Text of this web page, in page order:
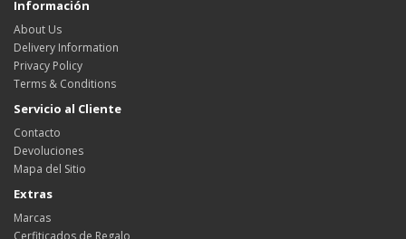
Información
About Us
Delivery Information
Privacy Policy
Terms & Conditions
Servicio al Cliente
Contacto
Devoluciones
Mapa del Sitio
Extras
Marcas
Cerfiticados de Regalo